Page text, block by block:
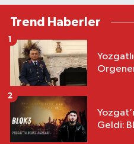
Trend Haberler
1
Geldi:
2